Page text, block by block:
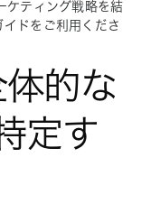
ケティング戦略を結
ドをご利用くださ
的な
定す